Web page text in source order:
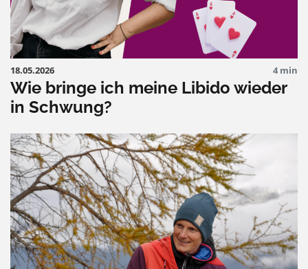
18.05.2026 4 min
Wie bringe ich meine Libido wieder
in Schwung?